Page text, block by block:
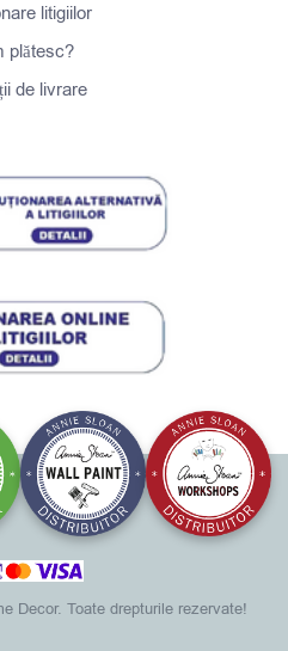
litigiilor
plătesc?
de livrare
Decor. Toate drepturile rezervate!